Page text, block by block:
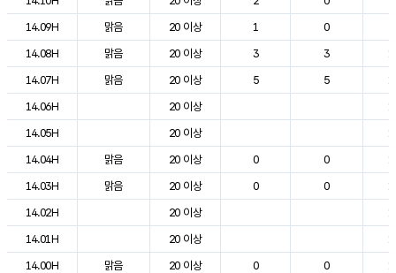
14.09H
맑음 20 이상 1 0
14.08H
맑음 20 이상 3 3
14.07H
맑음 20 이상 5 5
14.06H
20 이상
14.05H
20 이상
14.04H
맑음 20 이상 0 0
14.03H
맑음 20 이상 0 0
14.02H
20 이상
14.01H
20 이상
14.00H
맑음 20 이상 0 0